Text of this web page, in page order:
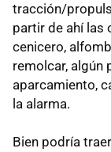
tracción/
partir de ahí las
cenicero,
remolcar, algún
aparcamiento,
la alarma.
Bien podría